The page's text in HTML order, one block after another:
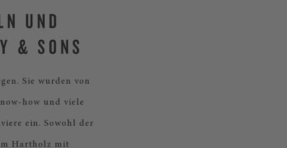
UND
& SONS
Sie wurden von
how und viele
ein. Sowohl der
Hartholz mit